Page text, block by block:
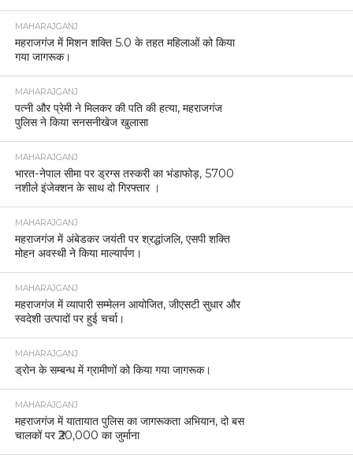
MAHARAJGANJ
महराजगंज में मिशन शक्ति 5.0 के तहत महिलाओं को किया
गया जागरूक।
MAHARAJGANJ
पत्नी और प्रेमी ने मिलकर की पति की हत्या, महराजगंज
पुलिस ने किया सनसनीखेज खुलासा
MAHARAJGANJ
भारत-नेपाल सीमा पर ड्रग्स तस्करी का भंडाफोड़, 5700
नशीले इंजेक्शन के साथ दो गिरफ्तार ।
MAHARAJGANJ
महराजगंज में अंबेडकर जयंती पर श्रद्धांजलि, एसपी शक्ति
मोहन अवस्थी ने किया माल्यार्पण।
MAHARAJGANJ
महराजगंज में व्यापारी सम्मेलन आयोजित, जीएसटी सुधार और
स्वदेशी उत्पादों पर हुई चर्चा।
MAHARAJGANJ
ड्रोन के सम्बन्ध में ग्रामीणों को किया गया जागरूक।
MAHARAJGANJ
महराजगंज में यातायात पुलिस का जागरूकता अभियान, दो बस
चालकों पर ₹20,000 का जुर्माना